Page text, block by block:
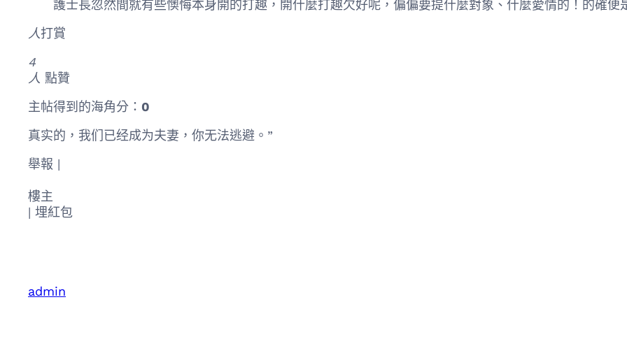
護士長忽然間就有些懊悔本身開的打趣，開什麼打趣欠好呢，偏偏要提什麼對象、什麼愛情的！的確便
人打賞
4
人 點贊
主帖得到的海角分： 0
真实的，我们已经成为夫妻，你无法逃避。”
舉報 |
樓主
| 埋紅包
admin